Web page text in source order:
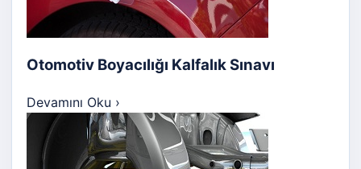
Otomotiv Boyacılığı Kalfalık Sınavı
Devamını Oku ›